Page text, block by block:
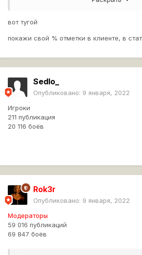
вот тугой
покажи свой % отметки в клиенте, в
Sedlo_
Опубликовано: 9 января, 2022
Игроки
211 публикация
20 116 боёв
Rok3r
Опубликовано: 9 января, 2022
Модераторы
59 016 публикаций
69 847 боёв